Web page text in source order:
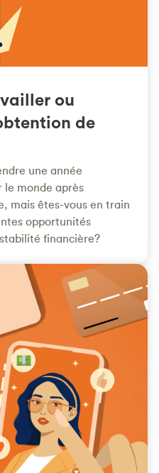
ou
de
une année
le monde après
mais êtes-vous en train
opportunités
financière?